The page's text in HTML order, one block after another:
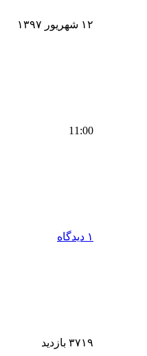
۱۲ شهریور ۱۳۹۷
11:00
۱ دیدگاه
۳۷۱۹ بازدید